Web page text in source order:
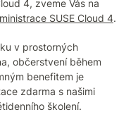
4, zveme Vás na
SUSE Cloud 4.
v prostorných
občerstvení během
benefitem je
zdarma s našimi
školení.